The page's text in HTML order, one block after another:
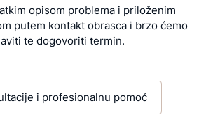
opisom problema i priloženim
putem kontakt obrasca i brzo ćemo
te dogovoriti termin.
i profesionalnu pomoć